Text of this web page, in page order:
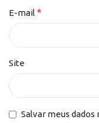
E-mail *
Site
Salvar meus